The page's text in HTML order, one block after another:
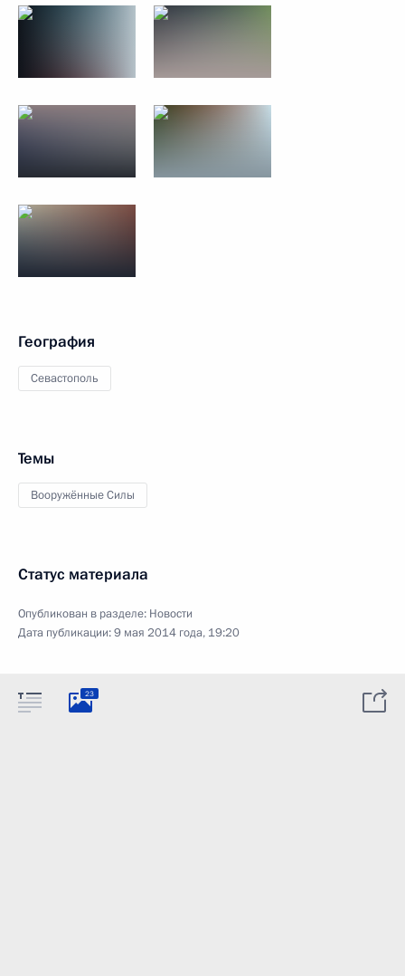
География
Севастополь
Темы
Вооружённые Силы
Статус материала
Опубликован в разделе: Новости
Дата публикации:9 мая 2014 года, 19:20
23